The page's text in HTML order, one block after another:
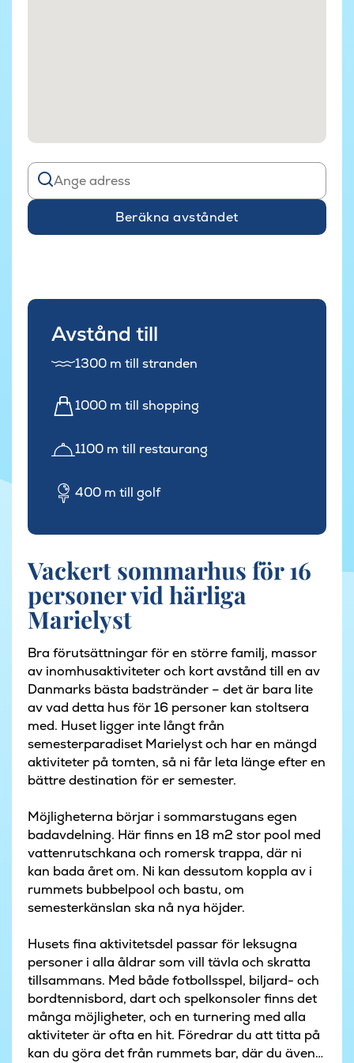
Beräkna avståndet
Avstånd till
1300 m till stranden
1000 m till shopping
1100 m till restaurang
400 m till golf
Vackert sommarhus för 16
personer vid härliga
Marielyst
Bra förutsättningar för en större familj, massor
av inomhusaktiviteter och kort avstånd till en av
Danmarks bästa badstränder – det är bara lite
av vad detta hus för 16 personer kan stoltsera
med. Huset ligger inte långt från
semesterparadiset Marielyst och har en mängd
aktiviteter på tomten, så ni får leta länge efter en
bättre destination för er semester.
Möjligheterna börjar i sommarstugans egen
badavdelning. Här finns en 18 m2 stor pool med
vattenrutschkana och romersk trappa, där ni
kan bada året om. Ni kan dessutom koppla av i
rummets bubbelpool och bastu, om
semesterkänslan ska nå nya höjder.
Husets fina aktivitetsdel passar för leksugna
personer i alla åldrar som vill tävla och skratta
tillsammans. Med både fotbollsspel, biljard- och
bordtennisbord, dart och spelkonsoler finns det
många möjligheter, och en turnering med alla
aktiviteter är ofta en hit. Föredrar du att titta på
kan du göra det från rummets bar, där du även